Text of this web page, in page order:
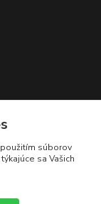
súborov
sa Vašich